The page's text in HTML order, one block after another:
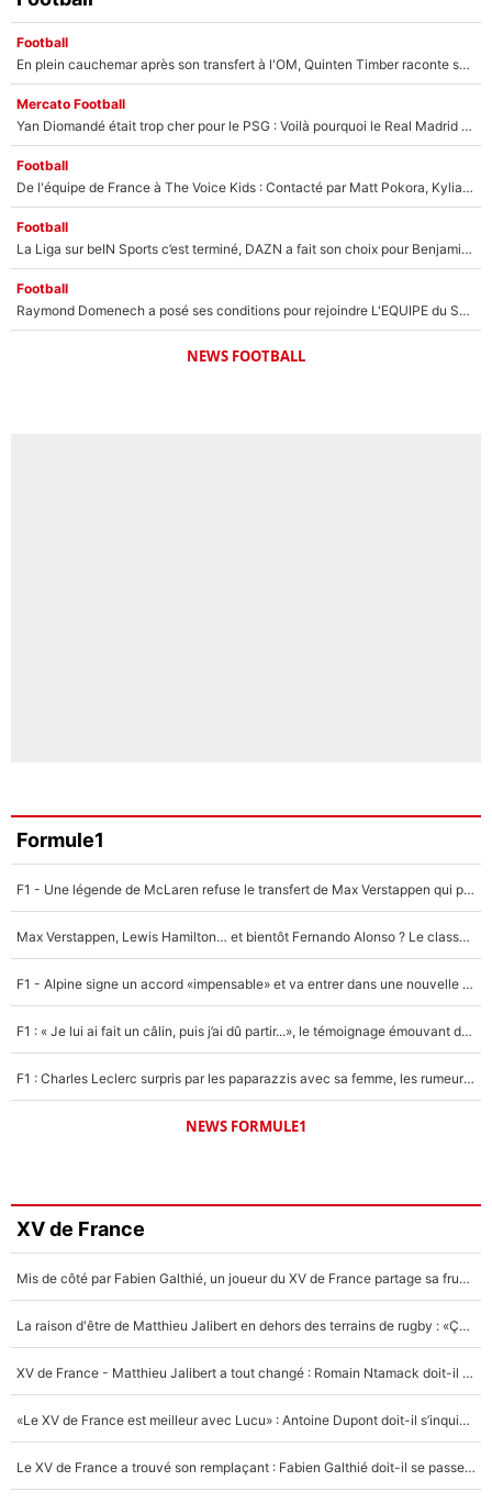
Football
En plein cauchemar après son transfert à l'OM, Quinten Timber raconte ses doutes après sa signature à Marseille
Mercato Football
Yan Diomandé était trop cher pour le PSG : Voilà pourquoi le Real Madrid a accepté de payer la somme record de 140M€ pour boucler son transfert !
Football
De l'équipe de France à The Voice Kids : Contacté par Matt Pokora, Kylian Mbappé a accepté de jouer un rôle inédit sur TF1 !
Football
La Liga sur beIN Sports c’est terminé, DAZN a fait son choix pour Benjamin Da Silva et Omar Da Fonseca !
Football
Raymond Domenech a posé ses conditions pour rejoindre L'EQUIPE du Soir : Il refuse de faire l'émission avec un autre chroniqueur !
NEWS FOOTBALL
Formule1
F1 - Une légende de McLaren refuse le transfert de Max Verstappen qui pourrait «faire des vagues» et plomber l'ambiance dans l'équipe
Max Verstappen, Lewis Hamilton… et bientôt Fernando Alonso ? Le classement des pilotes les mieux payés en Formule 1 risque de changer !
F1 - Alpine signe un accord «impensable» et va entrer dans une nouvelle dimension : Grande nouvelle pour Pierre Gasly !
F1 : « Je lui ai fait un câlin, puis j’ai dû partir...», le témoignage émouvant de Max Verstappen sur sa fille
F1 : Charles Leclerc surpris par les paparazzis avec sa femme, les rumeurs étaient vraies !
NEWS FORMULE1
XV de France
Mis de côté par Fabien Galthié, un joueur du XV de France partage sa frustration : «ils ne me l’ont pas dit tout de suite»
La raison d'être de Matthieu Jalibert en dehors des terrains de rugby : «Ça m'atteint autant que si tu touches à un membre de ma famille»
XV de France - Matthieu Jalibert a tout changé : Romain Ntamack doit-il s’inquiéter pour sa place à un an de la Coupe du monde ?
«Le XV de France est meilleur avec Lucu» : Antoine Dupont doit-il s’inquiéter pour sa place ?
Le XV de France a trouvé son remplaçant : Fabien Galthié doit-il se passer d'Antoine Dupont ?